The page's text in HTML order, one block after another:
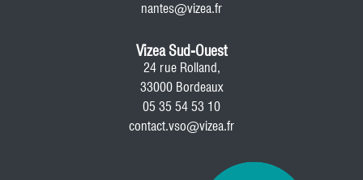
nantes@vizea.fr
Vizea Sud-Ouest
24 rue Rolland,
33000 Bordeaux
05 35 54 53 10
contact.vso@vizea.fr